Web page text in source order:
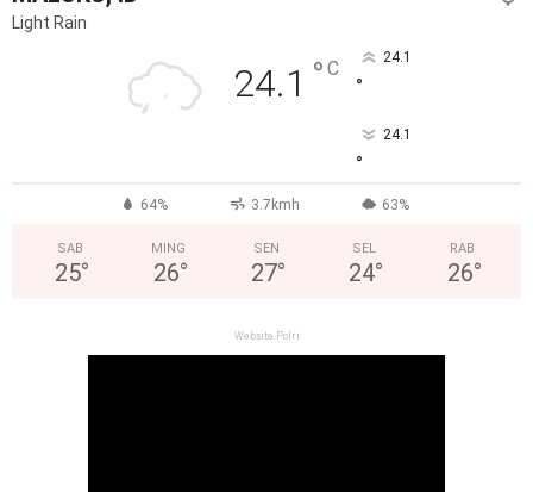
Light Rain
24.1 ° C 24.1
°
24.1
°
64% 3.7kmh 63%
SAB
25°
MING
26°
SEN
27°
SEL
24°
RAB
26°
Website Polri